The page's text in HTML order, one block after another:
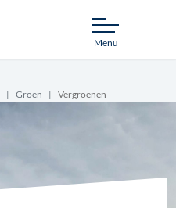
Menu
Groen Vergroenen